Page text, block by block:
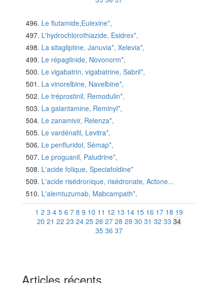
Le flutamide,Eulexine*,
L'hydrochlorothiazide, Esidrex*,
La sitagliptine, Januvia*, Xelevia*,
Le répaglinide, Novonorm*,
Le vigabatrin, vigabatrine, Sabril*,
La vinorelbine, Navelbine*,
Le tréprostinil, Remodulin*,
La galantamine, Reminyl*,
Le zanamivir, Relenza*,
Le vardénafil, Levitra*,
Le penfluridol, Sémap*,
Le proguanil, Paludrine*,
L'acide folique, Speciafoldine*
L'acide risédronique, risédronate, Actone...
L'alemtuzumab, Mabcampath*,
1 2 3 4 5 6 7 8 9 10 11 12 13 14 15 16 17 18 19
20 21 22 23 24 25 26 27 28 29 30 31 32 33 34
35 36 37
Articles récents